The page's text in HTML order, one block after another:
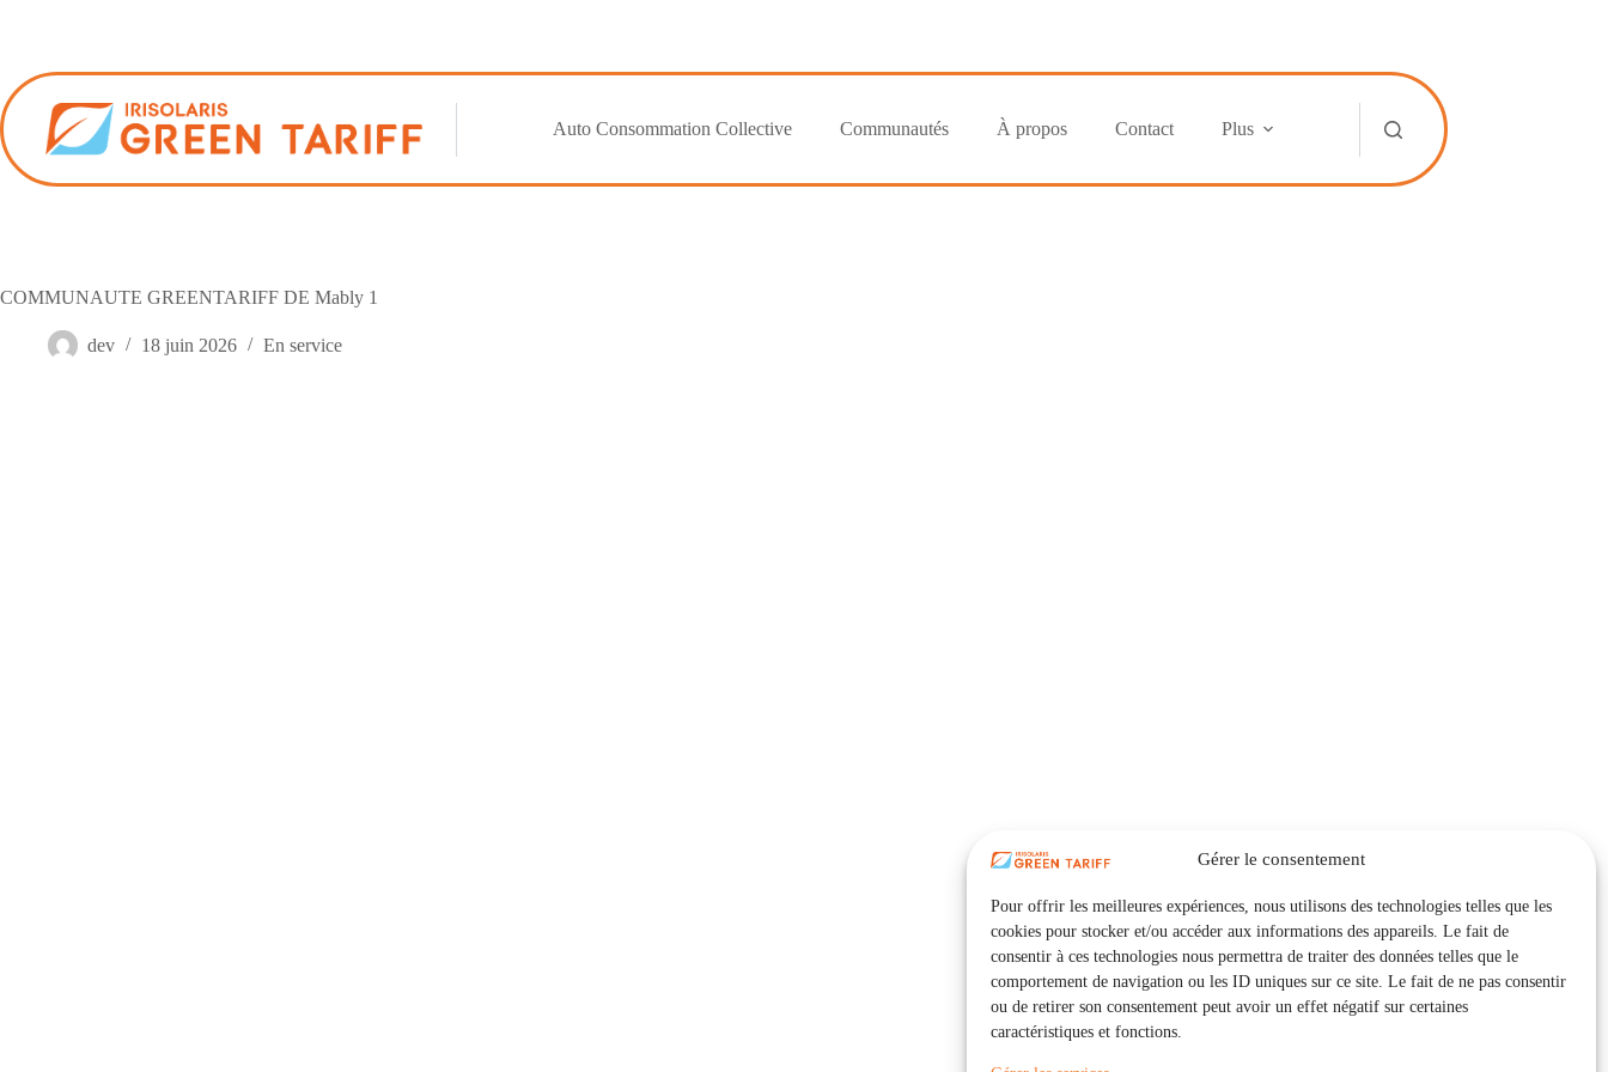
Gérer le consentement
Pour offrir les meilleures expériences, nous utilisons des technologies telles que les
cookies pour stocker et/ou accéder aux informations des appareils. Le fait de
consentir à ces technologies nous permettra de traiter des données telles que le
comportement de navigation ou les ID uniques sur ce site. Le fait de ne pas consentir
ou de retirer son consentement peut avoir un effet négatif sur certaines
caractéristiques et fonctions.
Auto Consommation Collective Communautés À propos Contact Plus
COMMUNAUTE GREENTARIFF DE Mably 1
dev 18 juin 2026 En service